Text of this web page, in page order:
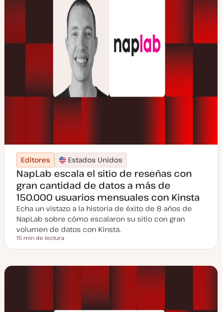
Editores Estados Unidos
NapLab escala el sitio de reseñas con
gran cantidad de datos a más de
150.000 usuarios mensuales con Kinsta
Echa un vistazo a la historia de éxito de 8 años de
NapLab sobre cómo escalaron su sitio con gran
volumen de datos con Kinsta.
Tiempo de lectura
15 min de lectura